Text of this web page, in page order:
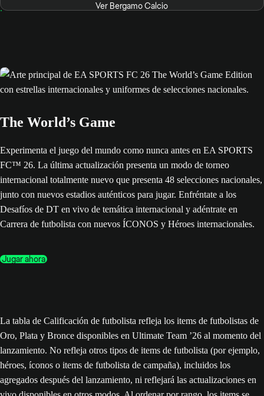
Ver Bergamo Calcio
The World’s Game
Experimenta el juego del mundo como nunca antes en EA SPORTS
FC™ 26. La última actualización presenta un modo de torneo
internacional totalmente nuevo que presenta 48 selecciones nacionales,
junto con nuevos estadios auténticos para jugar. Enfréntate a los
Desafíos de DT en vivo de temática internacional y adéntrate en
Carrera de futbolista con nuevos ÍCONOS y Héroes internacionales.
Jugar ahora
La tabla de Calificación de futbolista refleja los items de futbolistas de
Oro, Plata y Bronce disponibles en Ultimate Team ’26 al momento del
lanzamiento. No refleja otros tipos de items de futbolista (por ejemplo,
héroes, íconos o items de futbolista de campaña), incluidos los
agregados después del lanzamiento, ni reflejará las actualizaciones en